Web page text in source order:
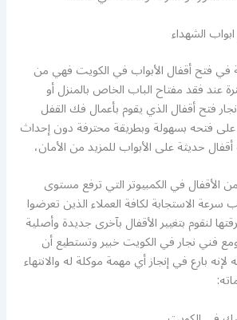
الشهداء
في فتح أقفال الأبواب في الكويت فهي من
عند فقد مفتاح الباب الخاص بالمنزل أو
فتح أقفال الذي يقوم بأعمال فك القفل
على فتحه بسهولة وبطريقة محترفة دون إحداث
حديثة على الأبواب للمزيد من الأمان،
الأقفال في الكمبيوتر التي ترفع مستوى
الاستجابة لكافة العملاء الذين تعرضوا
لنقوم بتغيير الأقفال بآخرى جديدة وأصلية
فني نجار في الكويت خبير وتستطيع أن
بارع في إنجاز أي مهمة موكلة له والانتهاء